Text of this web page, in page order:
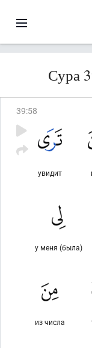
Сура
39:58
увидит
у меня (была)
из числа